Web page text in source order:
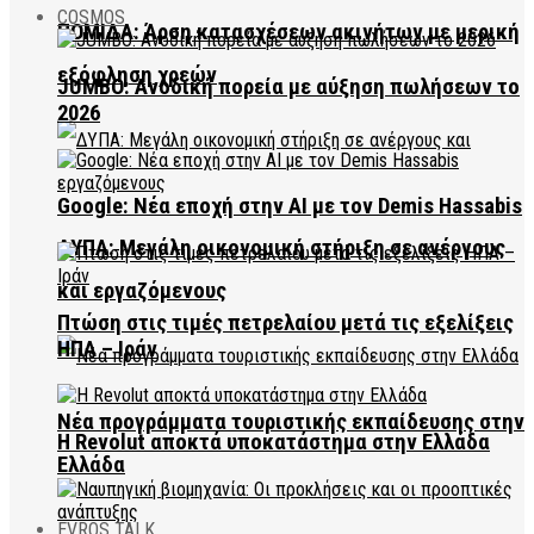
ΠΟΜΙΔΑ: Άρση κατασχέσεων ακινήτων με μερική
εξόφληση χρεών
ΔΥΠΑ: Μεγάλη οικονομική στήριξη σε ανέργους
και εργαζόμενους
Νέα προγράμματα τουριστικής εκπαίδευσης στην
Ελλάδα
EVROS TALK
COSMOS
JUMBO: Ανοδική πορεία με αύξηση πωλήσεων το
2026
Google: Νέα εποχή στην AI με τον Demis Hassabis
Πτώση στις τιμές πετρελαίου μετά τις εξελίξεις
ΗΠΑ – Ιράν
Η Revolut αποκτά υποκατάστημα στην Ελλάδα